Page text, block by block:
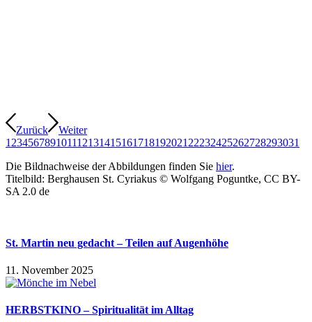
Zurück
Weiter
12345678910111213141516171819202122232425262728293031
Die Bildnachweise der Abbildungen finden Sie hier.
Titelbild: Berghausen St. Cyriakus © Wolfgang Poguntke, CC BY-
SA 2.0 de
St. Martin neu gedacht – Teilen auf Augenhöhe
11. November 2025
HERBSTKINO – Spiritualität im Alltag